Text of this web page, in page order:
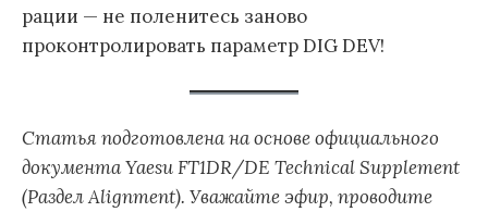
рации — не поленитесь заново
проконтролировать параметр DIG DEV!
Статья подготовлена на основе официального
документа Yaesu FT1DR/DE Technical Supplement
(Раздел Alignment). Уважайте эфир, проводите